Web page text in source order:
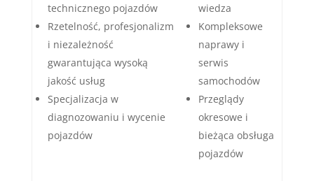
technicznego pojazdów
Rzetelność, profesjonalizm
i niezależność
gwarantująca wysoką
jakość usług
Specjalizacja w
diagnozowaniu i wycenie
pojazdów
wiedza
Kompleksowe
naprawy i
serwis
samochodów
Przeglądy
okresowe i
bieżąca obsługa
pojazdów